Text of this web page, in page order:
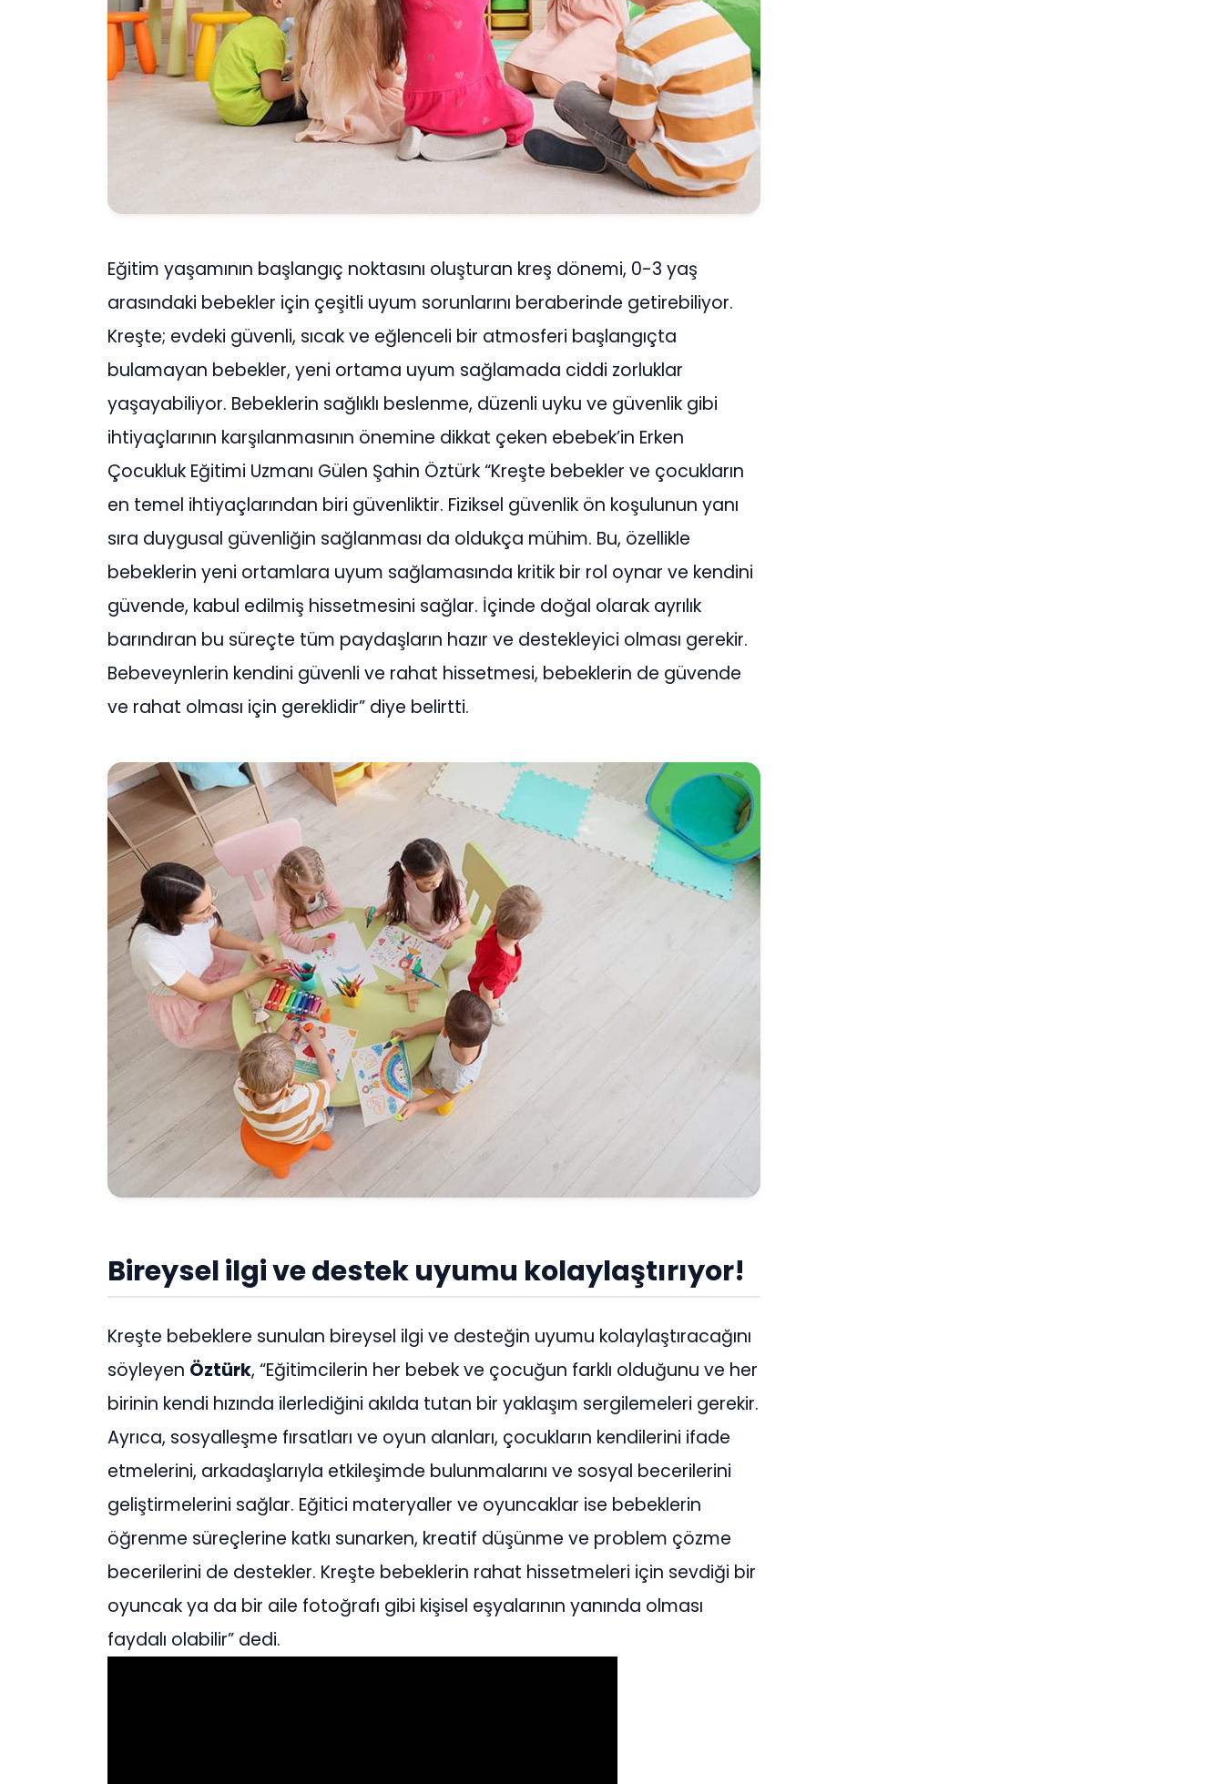
Eğitim yaşamının başlangıç noktasını oluşturan kreş dönemi, 0-3 yaş
arasındaki bebekler için çeşitli uyum sorunlarını beraberinde getirebiliyor.
Kreşte; evdeki güvenli, sıcak ve eğlenceli bir atmosferi başlangıçta
bulamayan bebekler, yeni ortama uyum sağlamada ciddi zorluklar
yaşayabiliyor. Bebeklerin sağlıklı beslenme, düzenli uyku ve güvenlik gibi
ihtiyaçlarının karşılanmasının önemine dikkat çeken ebebek’in Erken
Çocukluk Eğitimi Uzmanı Gülen Şahin Öztürk “Kreşte bebekler ve çocukların
en temel ihtiyaçlarından biri güvenliktir. Fiziksel güvenlik ön koşulunun yanı
sıra duygusal güvenliğin sağlanması da oldukça mühim. Bu, özellikle
bebeklerin yeni ortamlara uyum sağlamasında kritik bir rol oynar ve kendini
güvende, kabul edilmiş hissetmesini sağlar. İçinde doğal olarak ayrılık
barındıran bu süreçte tüm paydaşların hazır ve destekleyici olması gerekir.
Bebeveynlerin kendini güvenli ve rahat hissetmesi, bebeklerin de güvende
ve rahat olması için gereklidir” diye belirtti.
Bireysel ilgi ve destek uyumu kolaylaştırıyor!
Kreşte bebeklere sunulan bireysel ilgi ve desteğin uyumu kolaylaştıracağını
söyleyen Öztürk, “Eğitimcilerin her bebek ve çocuğun farklı olduğunu ve her
birinin kendi hızında ilerlediğini akılda tutan bir yaklaşım sergilemeleri gerekir.
Ayrıca, sosyalleşme fırsatları ve oyun alanları, çocukların kendilerini ifade
etmelerini, arkadaşlarıyla etkileşimde bulunmalarını ve sosyal becerilerini
geliştirmelerini sağlar. Eğitici materyaller ve oyuncaklar ise bebeklerin
öğrenme süreçlerine katkı sunarken, kreatif düşünme ve problem çözme
becerilerini de destekler. Kreşte bebeklerin rahat hissetmeleri için sevdiği bir
oyuncak ya da bir aile fotoğrafı gibi kişisel eşyalarının yanında olması
faydalı olabilir” dedi.